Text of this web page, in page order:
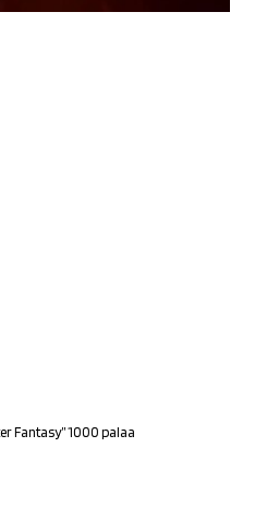
Fantasy” 1000 palaa